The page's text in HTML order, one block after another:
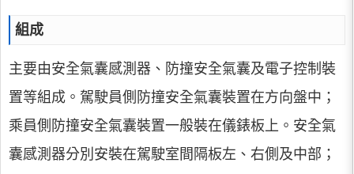
組成
主要由安全氣囊感測器、防撞安全氣囊及電子控制裝
置等組成。駕駛員側防撞安全氣囊裝置在方向盤中；
乘員側防撞安全氣囊裝置一般裝在儀錶板上。安全氣
囊感測器分別安裝在駕駛室間隔板左、右側及中部；